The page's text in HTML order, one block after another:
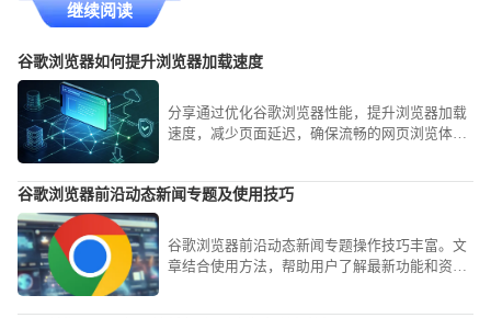
继续阅读
谷歌浏览器如何提升浏览器加载速度
分享通过优化谷歌浏览器性能，提升浏览器加载
速度，减少页面延迟，确保流畅的网页浏览体
谷歌浏览器前沿动态新闻专题及使用技巧
谷歌浏览器前沿动态新闻专题操作技巧丰富。文
章结合使用方法，帮助用户了解最新功能和资